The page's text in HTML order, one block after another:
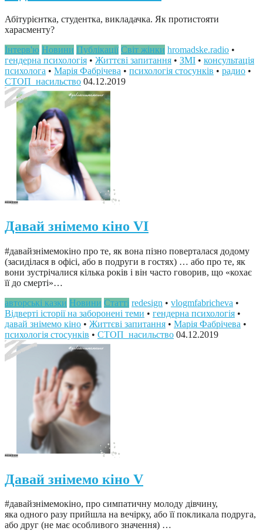
Абітурієнтка, студентка, викладачка. Як протистояти
харасменту?
Інтерв'ю Новини Публікації Світ жінки hromadske.radio •
гендерна психологія • Життєві запитання • ЗМІ • консультація
психолога • Марія Фабрічева • психологія стосунків • радио •
СТОП_насильство 04.12.2019
Давай знімемо кіно VI
#давайзнімемокіно про те, як вона пізно поверталася додому
(засиділася в офісі, або в подруги в гостях) … або про те, як
вони зустрічалися кілька років і він часто говорив, що «кохає
її до смерті»…
авторські казки Новини Статті redesign • vlogmfabricheva •
Відверті історії на заборонені теми • гендерна психологія •
давай знімемо кіно • Життєві запитання • Марія Фабрічева •
психологія стосунків • СТОП_насильство 04.12.2019
Давай знімемо кіно V
#давайзнімемокіно, про симпатичну молоду дівчину,
яка одного разу прийшла на вечірку, або її покликала подруга,
або друг (не має особливого значення) …